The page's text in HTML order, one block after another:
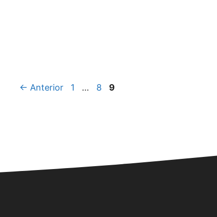
← Anterior Página
1 … Página
8 Página
9